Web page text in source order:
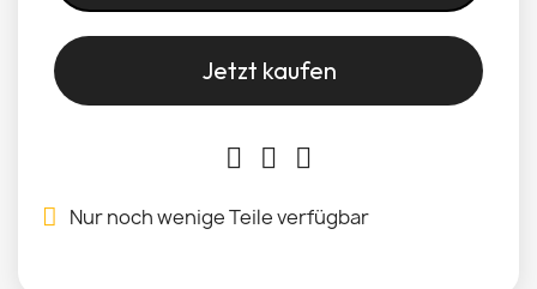
Jetzt kaufen
Nur noch wenige Teile verfügbar